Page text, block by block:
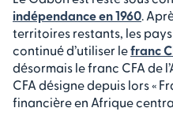
indépendance en 1960.
territoires restants, les
continué d’utiliser lefranc
désormais le franc CFA de
CFA désigne depuis lors «
financière en Afrique